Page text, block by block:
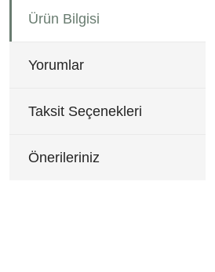
Ürün Bilgisi
Yorumlar
Taksit Seçenekleri
Önerileriniz